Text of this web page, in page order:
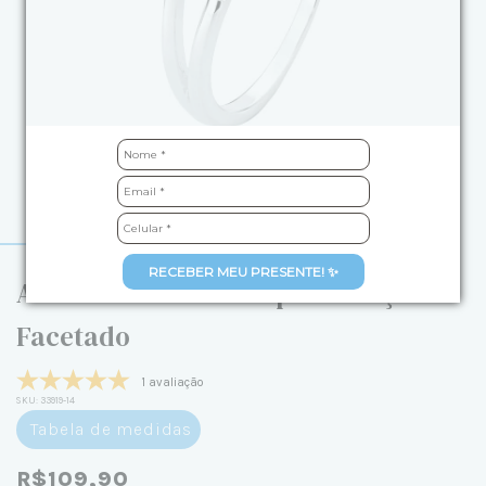
RECEBER MEU PRESENTE! ✨
Anel de Prata Aro Duplo Coração
Facetado
1 avaliação
SKU: 33919-14
Tabela de medidas
R$109,90